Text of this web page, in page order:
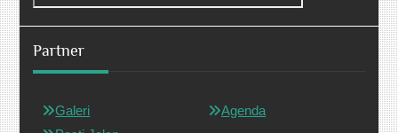
Partner
Galeri
Agenda